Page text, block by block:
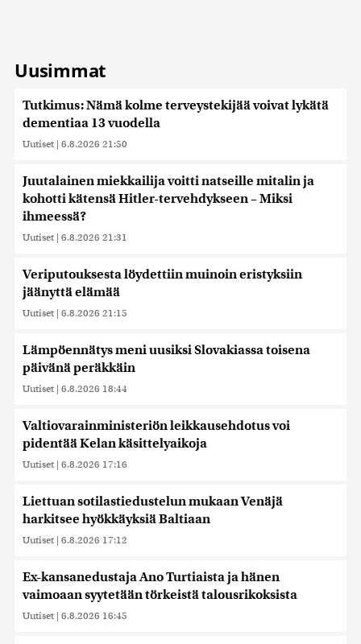
Uusimmat
Tutkimus: Nämä kolme terveystekijää voivat lykätä
dementiaa 13 vuodella
Uutiset | 6.8.2026 21:50
Juutalainen miekkailija voitti natseille mitalin ja
kohotti kätensä Hitler-tervehdykseen – Miksi
ihmeessä?
Uutiset | 6.8.2026 21:31
Veriputouksesta löydettiin muinoin eristyksiin
jäänyttä elämää
Uutiset | 6.8.2026 21:15
Lämpöennätys meni uusiksi Slovakiassa toisena
päivänä peräkkäin
Uutiset | 6.8.2026 18:44
Valtiovarainministeriön leikkausehdotus voi
pidentää Kelan käsittelyaikoja
Uutiset | 6.8.2026 17:16
Liettuan sotilastiedustelun mukaan Venäjä
harkitsee hyökkäyksiä Baltiaan
Uutiset | 6.8.2026 17:12
Ex-kansanedustaja Ano Turtiaista ja hänen
vaimoaan syytetään törkeistä talousrikoksista
Uutiset | 6.8.2026 16:45